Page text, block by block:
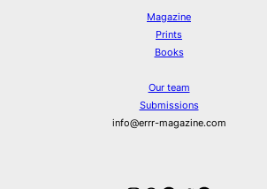
Magazine
Prints
Books
Our team
Submissions
info@errr-magazine.com